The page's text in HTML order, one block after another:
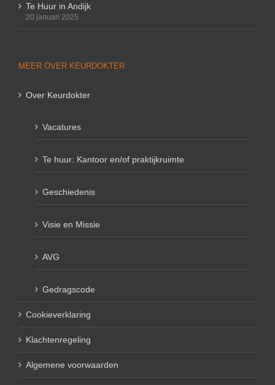
Te Huur in Andijk
20 januari 2025
MEER OVER KEURDOKTER
Over Keurdokter
Vacatures
Te huur: Kantoor en/of praktijkruimte
Geschiedenis
Visie en Missie
AVG
Gedragscode
Cookieverklaring
Klachtenregeling
Algemene voorwaarden